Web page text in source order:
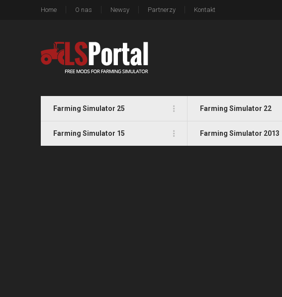
Home O nas Newsy Partnerzy Kontakt
Farming Simulator 25 Farming Simulator 22
Farming Simulator 15 Farming Simulator 2013